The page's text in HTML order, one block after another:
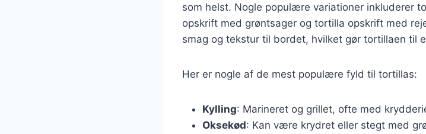
som helst. Nogle populære variationer inkluderer
opskrift med grøntsager og tortilla opskrift med
smag og tekstur til bordet, hvilket gør tortillaen til
Her er nogle af de mest populære fyld til tortillas:
Kylling: Marineret og grillet, ofte med
Oksekød: Kan være krydret eller stegt med